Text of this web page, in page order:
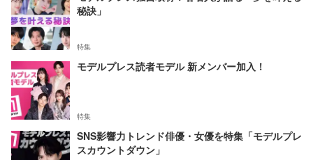
秘訣」
特集
モデルプレス読者モデル 新メンバー加入！
特集
SNS影響力トレンド俳優・女優を特集「モデルプレ
スカウントダウン」